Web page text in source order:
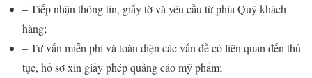
– Tiếp nhận thông tin, giấy tờ và yêu cầu từ phía Quý khách
hàng;
– Tư vấn miễn phí và toàn diện các vấn đề có liên quan đến thủ
tục, hồ sơ xin giấy phép quảng cáo mỹ phẩm;